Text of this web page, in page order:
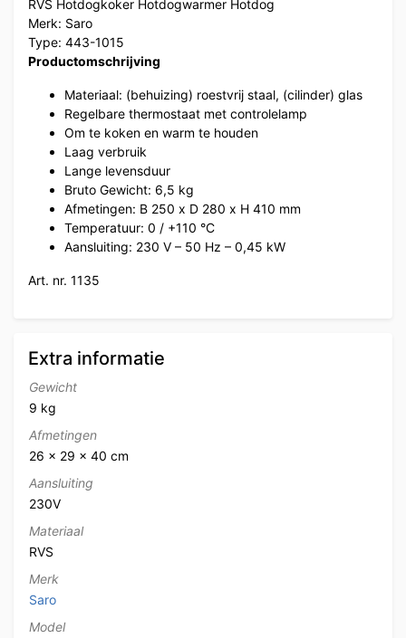
RVS Hotdogkoker Hotdogwarmer Hotdog
Merk: Saro
Type: 443-1015
Productomschrijving
Materiaal: (behuizing) roestvrij staal, (cilinder) glas
Regelbare thermostaat met controlelamp
Om te koken en warm te houden
Laag verbruik
Lange levensduur
Bruto Gewicht: 6,5 kg
Afmetingen: B 250 x D 280 x H 410 mm
Temperatuur: 0 / +110 °C
Aansluiting: 230 V – 50 Hz – 0,45 kW
Art. nr. 1135
Extra informatie
Gewicht
9 kg
Afmetingen
26 × 29 × 40 cm
Aansluiting
230V
Materiaal
RVS
Merk
Saro
Model